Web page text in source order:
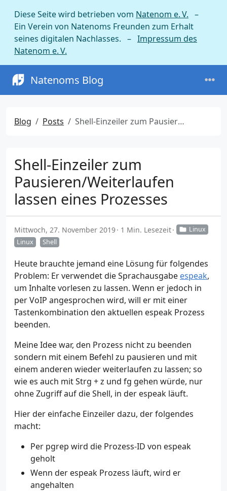
Diese Seite wird betrieben vom Natenom e. V. –
Ein Verein von Natenoms Freunden zum Erhalt
seines digitalen Nachlasses. – Impressum des
Natenom e. V.
Natenoms Blog
Blog Posts Shell-Einzeiler zum Pausieren/Weiterlaufen lassen eines Prozesses
Shell-Einzeiler zum
Pausieren/Weiterlaufen
lassen eines Prozesses
Mittwoch, 27. November 2019 1 Min. Lesezeit
Linux
Linux
Shell
Heute brauchte jemand eine Lösung für folgendes
Problem: Er verwendet die Sprachausgabe espeak,
um Inhalte vorlesen zu lassen. Wenn er jedoch in
per VoIP angesprochen wird, will er mit einer
Tastenkombination den aktuellen espeak Prozess
beenden.
Meine Idee war, den Prozess nicht zu beenden
sondern mit einem Befehl zu pausieren und mit
einem anderen wieder weiterlaufen zu lassen; so
wie es auch mit Strg + z und fg gehen würde, nur
ohne Zugriff auf die Shell, in der espeak läuft.
Hier der einfache Einzeiler dazu, der folgendes
macht:
Per pgrep wird die Prozess-ID von espeak
geholt
Wenn der espeak Prozess läuft, wird er
angehalten